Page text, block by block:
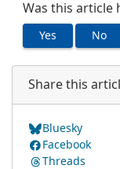
Was this article
Yes No
Share this
Bluesky
Facebook
Threads